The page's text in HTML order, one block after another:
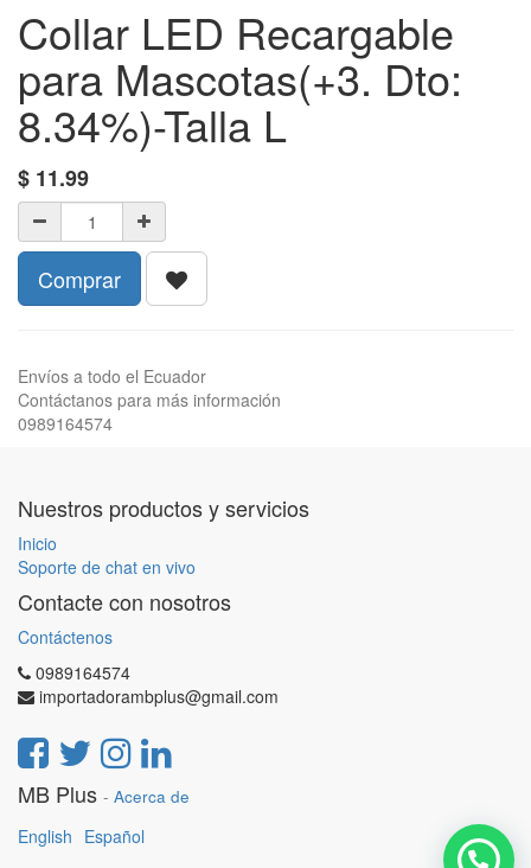
Collar LED Recargable
para Mascotas(+3. Dto:
8.34%)-Talla L
$ 11.99
Comprar
Envíos a todo el Ecuador
Contáctanos para más información
0989164574
Nuestros productos y servicios
Inicio
Soporte de chat en vivo
Contacte con nosotros
Contáctenos
0989164574
importadorambplus@gmail.com
MB Plus - Acerca de
English Español